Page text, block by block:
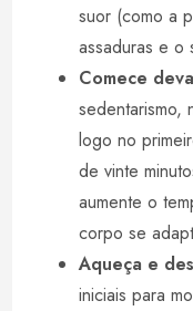
suor (como a
assaduras e o
Comece
sedentarismo,
logo no
de vinte
aumente o
corpo se
Aqueça e
iniciais para